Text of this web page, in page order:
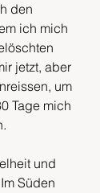
den
ich mich
jetzt, aber
um
Tage mich
und
Süden